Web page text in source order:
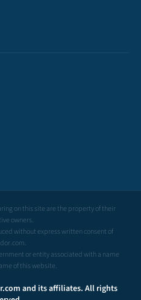
on this site are the property of their
owners.
without express written consent of
or entity associated with a name
of this website.
and its affiliates. All rights